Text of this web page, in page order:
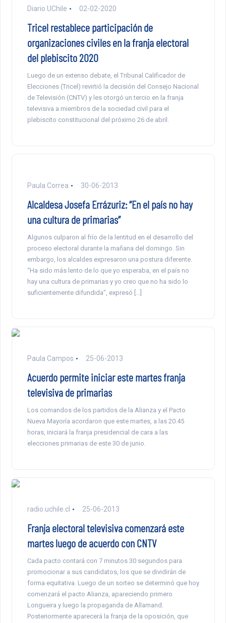
Diario UChile 02-02-2020
Tricel restablece participación de
organizaciones civiles en la franja electoral
del plebiscito 2020
Luego de un extenso debate, el Tribunal Calificador de
Elecciones (Tricel) revirtió la decisión del Consejo Nacional
de Televisión (CNTV) y les otorgó un tercio en la franja
televisiva a miembros de la sociedad civil para el
plebiscito constitucional del próximo 26 de abril.
Paula Correa 30-06-2013
Alcaldesa Josefa Errázuriz: “En el país no hay
una cultura de primarias”
Algunos culparon al frío de la lentitud en el desarrollo del
proceso electoral durante la mañana del domingo. Sin
embargo, los alcaldes expresaron una postura diferente.
“Ha sido más lento de lo que yo esperaba, en el país no
hay una cultura de primarias y yo creo que no ha sido lo
suficientemente difundida”, expresó […]
Paula Campos 25-06-2013
Acuerdo permite iniciar este martes franja
televisiva de primarias
Los comandos de los partidos de la Alianza y el Pacto
Nueva Mayoría acordaron que este martes, a las 20.45
horas, iniciará la franja presidencial de cara a las
elecciones primarias de este 30 de junio.
radio.uchile.cl 25-06-2013
Franja electoral televisiva comenzará este
martes luego de acuerdo con CNTV
Cada pacto contará con 7 minutos 30 segundos para
promocionar a sus candidatos, los que se dividirán de
forma equitativa. Luego de un sorteo se determinó que hoy
comenzará el pacto Alianza, apareciendo primero
Longueira y luego la propaganda de Allamand.
Posteriormente aparecerá la franja de la oposición, que